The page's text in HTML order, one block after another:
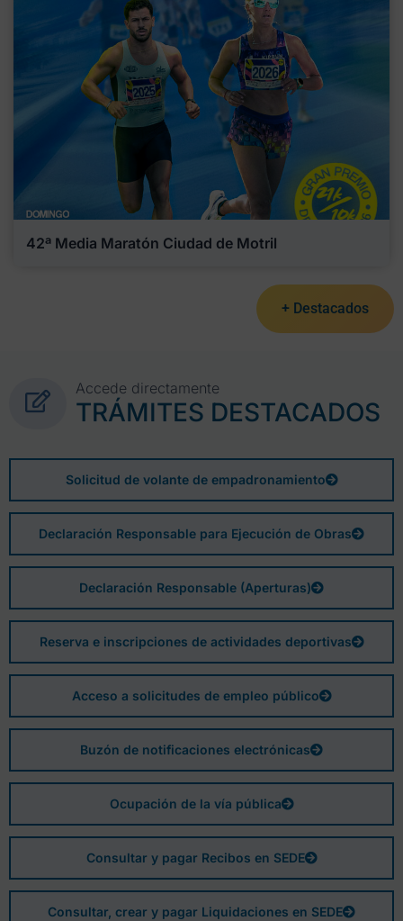
42ª Media Maratón Ciudad de Motril
+ Destacados
Accede directamente
TRÁMITES DESTACADOS
Solicitud de volante de empadronamiento
Declaración Responsable para Ejecución de Obras
Declaración Responsable (Aperturas)
Reserva e inscripciones de actividades deportivas
Acceso a solicitudes de empleo público
Buzón de notificaciones electrónicas
Ocupación de la vía pública
Consultar y pagar Recibos en SEDE
Consultar, crear y pagar Liquidaciones en SEDE